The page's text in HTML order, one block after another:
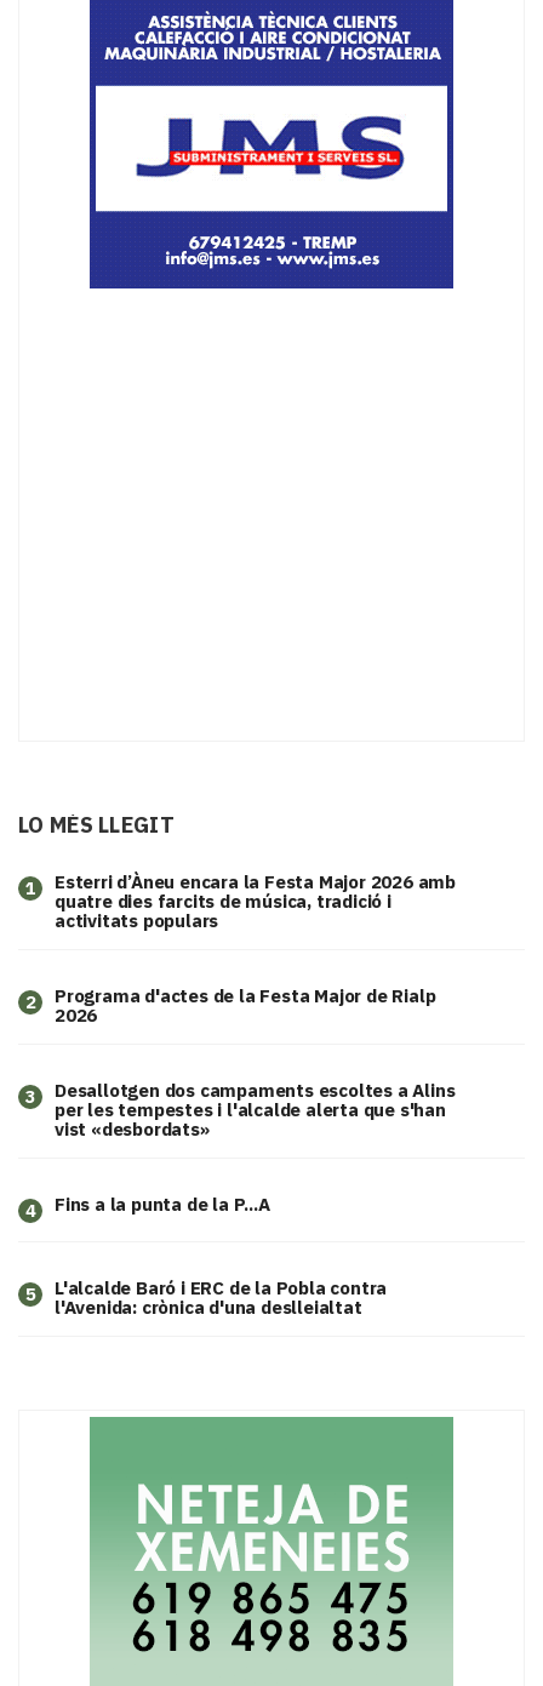
LO MÉS LLEGIT
1
Esterri d’Àneu encara la Festa Major 2026 amb
quatre dies farcits de música, tradició i
activitats populars
2
Programa d'actes de la Festa Major de Rialp
2026
3
​Desallotgen dos campaments escoltes a Alins
per les tempestes i l'alcalde alerta que s'han
vist «desbordats»
4 Fins a la punta de la P...A
5
L'alcalde Baró i ERC de la Pobla contra
l'Avenida: crònica d'una deslleialtat